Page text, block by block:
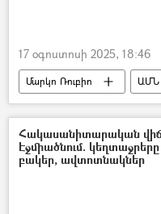
17 օգոստոսի 2025, 18:46
Մարկո Ռուբիո ԱՄՆ
Ռուսաստան
Հակասանիտարական
Էջմիածնում. կեղտաջրերը
բակեր, ավտոտնակներ